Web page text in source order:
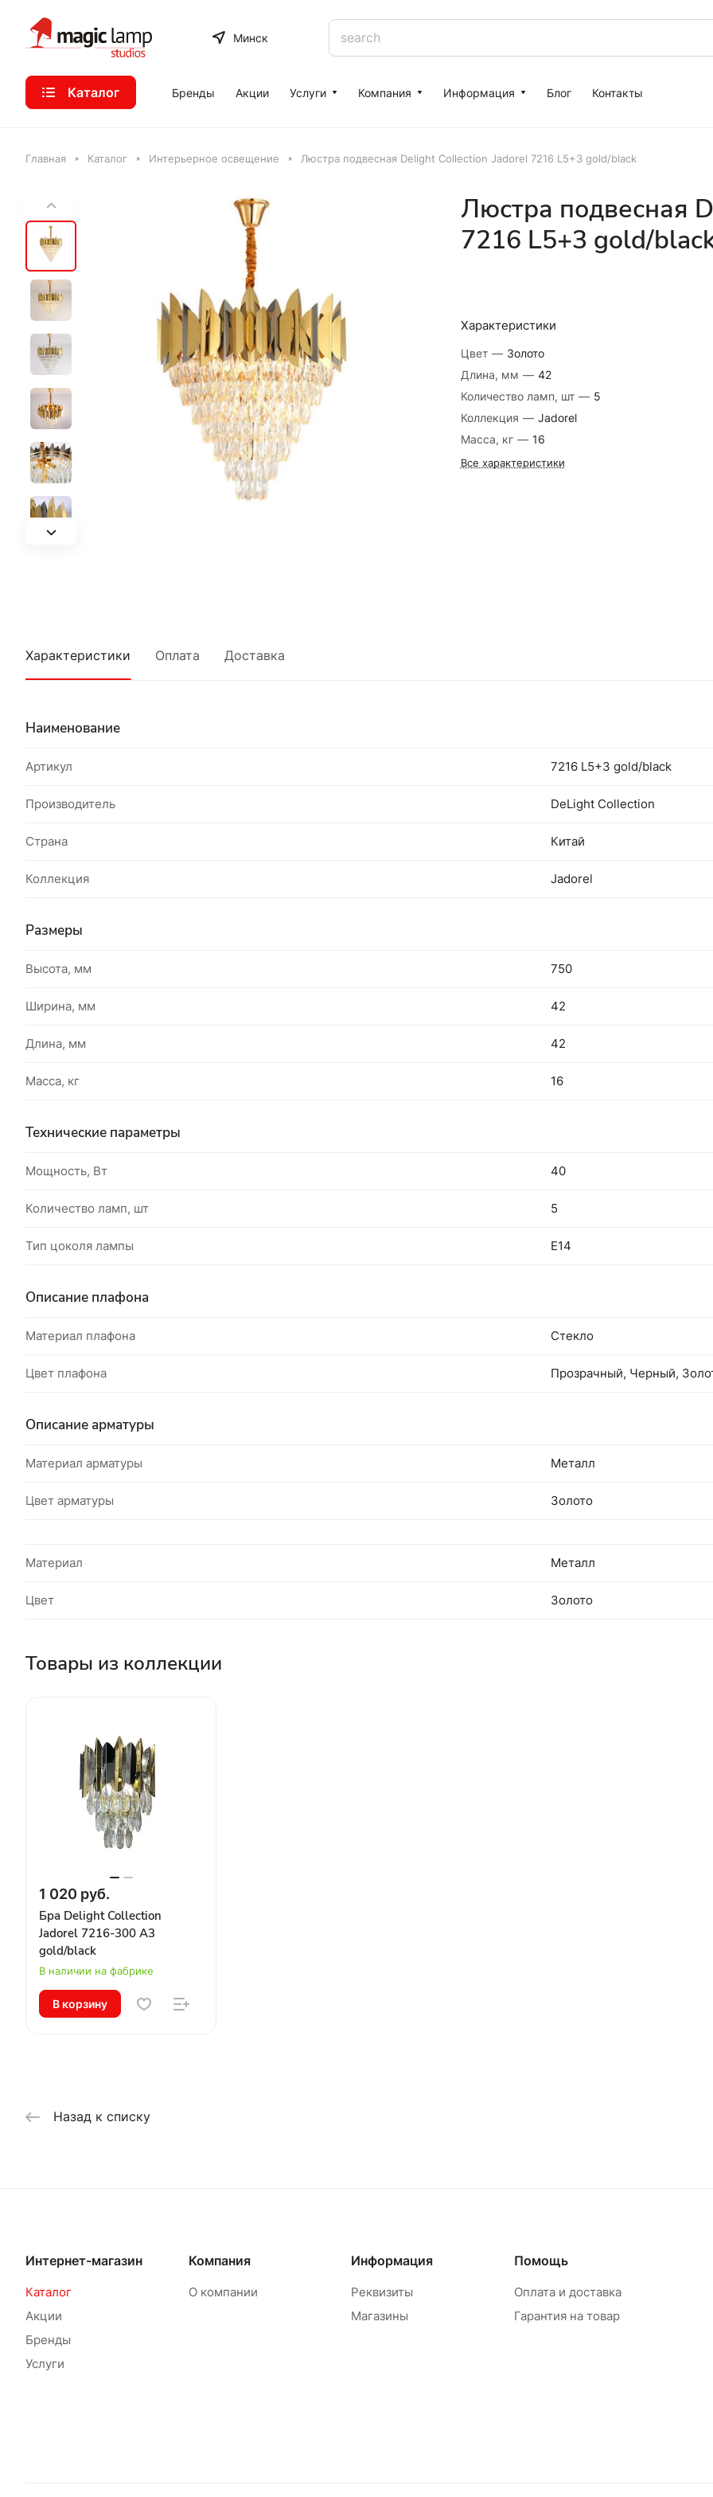
Минск
Каталог Бренды Акции Услуги Компания Информация Блог Контакты
Главная Каталог Интерьерное освещение Люстра подвесная Delight Collection Jadorel 7216 L5+3 gold/black
Люстра подвесная
7216 L5+3 gold/
Характеристики
Цвет — Золото
Длина, мм — 42
Количество ламп, шт — 5
Коллекция — Jadorel
Масса, кг — 16
Все характеристики
Характеристики Оплата Доставка
Наименование
Артикул 7216 L5+3 gold/black
Производитель DeLight Collection
Страна Китай
Коллекция Jadorel
Размеры
Высота, мм 750
Ширина, мм 42
Длина, мм 42
Масса, кг 16
Технические параметры
Мощность, Вт 40
Количество ламп, шт 5
Тип цоколя лампы E14
Описание плафона
Материал плафона Стекло
Цвет плафона Прозрачный, Черный,
Описание арматуры
Материал арматуры Металл
Цвет арматуры Золото
Материал Металл
Цвет Золото
Товары из коллекции
1 020 руб.
Бра Delight Collection
Jadorel 7216-300 A3
gold/black
В наличии на фабрике
В корзину
Назад к списку
Интернет-магазин
Каталог
Акции
Бренды
Услуги
Компания
О компании
Информация
Реквизиты
Магазины
Помощь
Оплата и доставка
Гарантия на товар